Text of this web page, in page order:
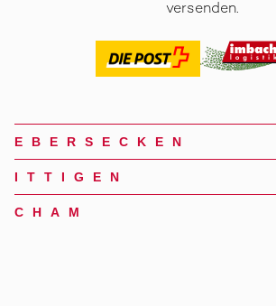
versenden.
EBERSECKEN
ITTIGEN
CHAM